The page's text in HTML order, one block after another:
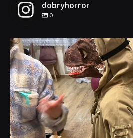
dobryhorror
0
dobryhorror
Lis 1